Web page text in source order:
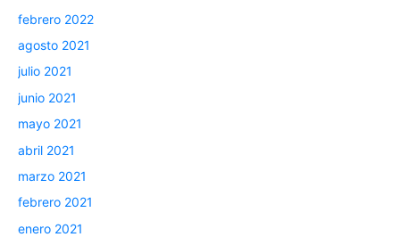
febrero 2022
agosto 2021
julio 2021
junio 2021
mayo 2021
abril 2021
marzo 2021
febrero 2021
enero 2021